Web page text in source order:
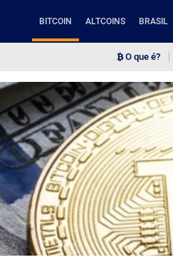
BITCOIN ALTCOINS BRASIL
O que é?